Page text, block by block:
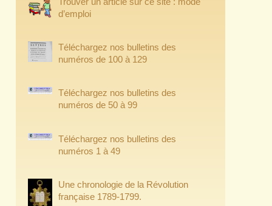
d’emploi
Téléchargez nos bulletins des
numéros de 100 à 129
Téléchargez nos bulletins des
numéros de 50 à 99
Téléchargez nos bulletins des
numéros 1 à 49
Une chronologie de la Révolution
française 1789-1799.